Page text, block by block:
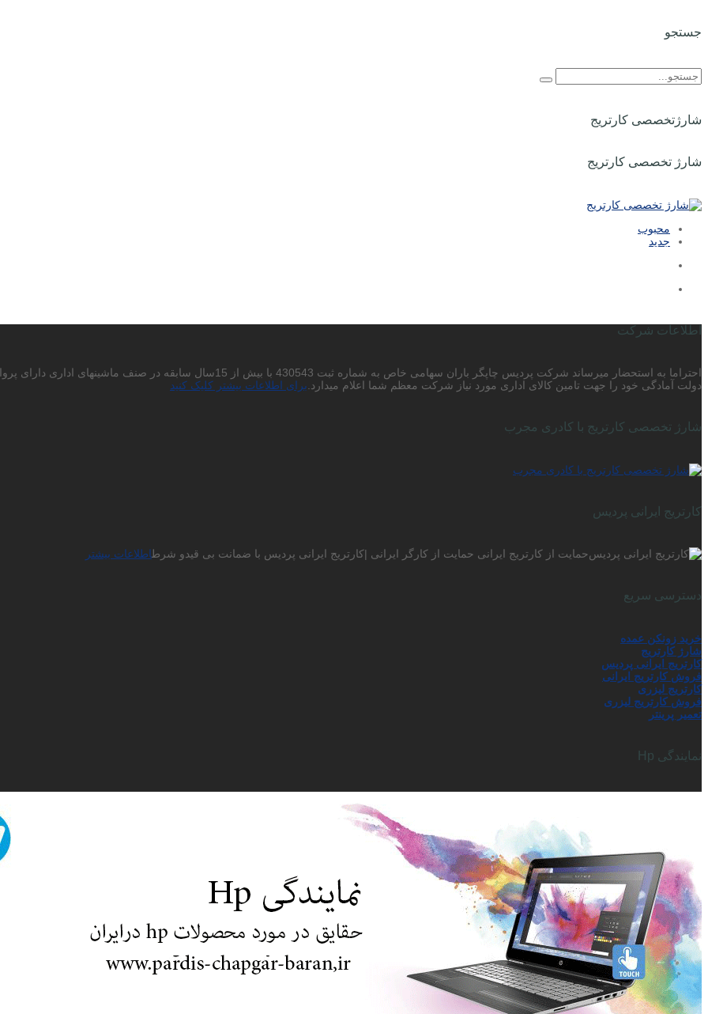
جستجو
شارژتخصصی کارتریج
شارژ تخصصی کارتریج
محبوب
جدید
اطلاعات شرکت
احتراما به استحضار میرساند شرکت پردیس چاپگر باران سهامی خاص به شماره ثبت
دولت آمادگی خود را جهت تامین کالای اداری مورد نیاز شرکت معظم شما اعلام میدارد. برای اطلاعات بیشتر کلیک کنید
شارژ تخصصی کارتریج با کادری مجرب
کارتریج ایرانی پردیس
حمایت از کارتریج ایرانی حمایت از کارگر ایرانی |کارتریج ایرانی پردیس با ضمانت بی قیدو شرطاطلاعات بیشتر
دسترسی سریع
خرید زونکن عمده
شارژ کارتریج
کارتریج ایرانی پردیس
فروش کارتریج ایرانی
کارتریج لیزری
فروش کارتریج لیزری
تعمیر پرینتر
نمایندگی Hp